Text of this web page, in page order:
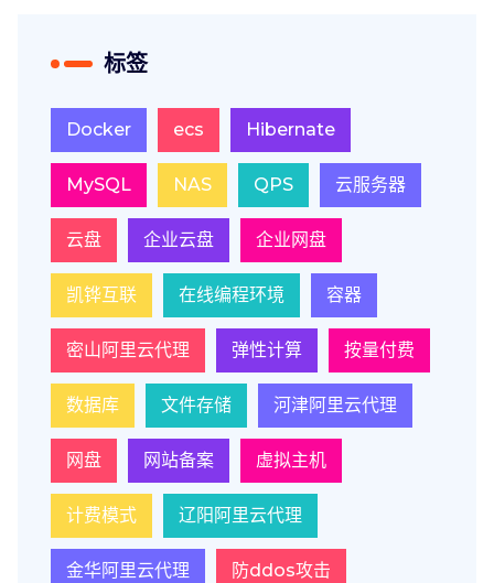
标签
Docker ecs Hibernate
MySQL NAS QPS 云服务器
云盘 企业云盘 企业网盘
凯铧互联 在线编程环境 容器
密山阿里云代理 弹性计算 按量付费
数据库 文件存储 河津阿里云代理
网盘 网站备案 虚拟主机
计费模式 辽阳阿里云代理
金华阿里云代理 防ddos攻击